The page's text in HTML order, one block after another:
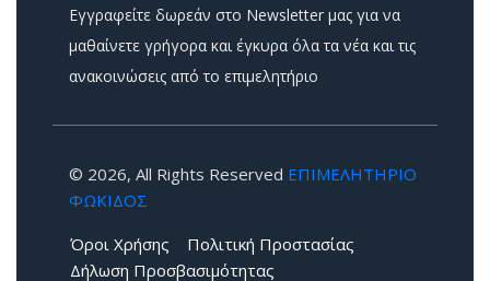
Εγγραφείτε δωρεάν στο Newsletter μας για να
μαθαίνετε γρήγορα και έγκυρα όλα τα νέα και τις
ανακοινώσεις από το επιμελητήριο
© 2026, All Rights Reserved ΕΠΙΜΕΛΗΤΗΡΙΟ
ΦΩΚΙΔΟΣ
Όροι Χρήσης
Πολιτική Προστασίας
Δήλωση Προσβασιμότητας